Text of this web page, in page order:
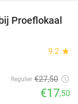
36%
Proeflokaal
9.2 star
Regulier €27,50
€17,50